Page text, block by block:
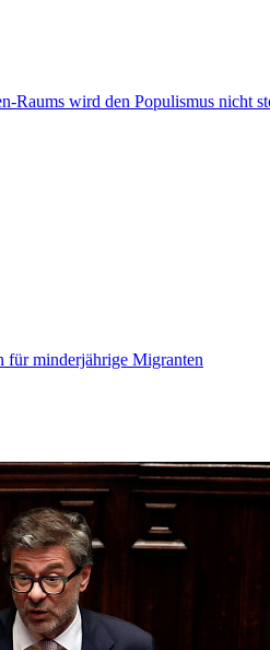
Raums wird den Populismus nicht
für minderjährige Migranten